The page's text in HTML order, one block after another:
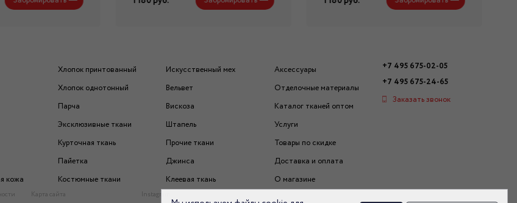
кожа
Хлопок принтованный
Хлопок однотонный
Парча
Эксклюзивные ткани
Курточная ткань
Пайетка
Костюмные ткани
Искусственный мех
Вельвет
Вискоза
Штапель
Прочие ткани
Джинса
Клеевая ткань
Аксессуары
Отделочные материалы
Каталог тканей оптом
Услуги
Товары по скидке
Доставка и оплата
О магазине
+7 495 675-02-05
+7 495 675-24-65
Заказать звонок
Карта сайта Instagram